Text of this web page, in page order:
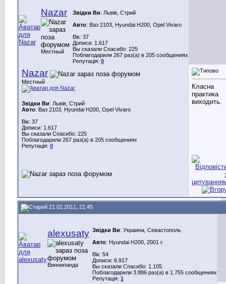
Nazar
Местный
Звідки Ви: Львів, Стрий
Авто: Ваз 2103, Hyundai H200, Opel Vivaro
Вік: 37
Дописи: 1.617
Вы сказали Спасибо: 225
Поблагодарили 267 раз(а) в 205 сообщениях
Репутація: 0
Nazar
Местный
Звідки Ви: Львів, Стрий
Авто: Ваз 2103, Hyundai H200, Opel Vivaro
Вік: 37
Дописи: 1.617
Вы сказали Спасибо: 225
Поблагодарили 267 раз(а) в 205 сообщениях
Репутація: 0
Класна
практика
виходить.
21.01.2011, 21:45
alexusaty
Виннипанда
Звідки Ви: Украина, Севастополь
Авто: Hyundai H200, 2001 г.
Вік: 54
Дописи: 6.917
Вы сказали Спасибо: 1.105
Поблагодарили 3.886 раз(а) в 1.755 сообщениях
Репутація: 1